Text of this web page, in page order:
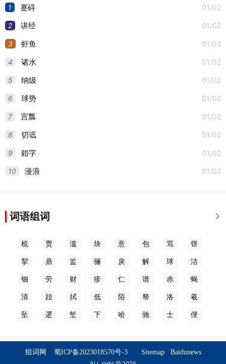
1 01/02
蹇碍
2 01/02
讲经
3 01/02
虾鱼
4 01/02
诸水
5 01/02
纳级
6 01/02
球势
7 01/02
宫瓢
8 01/02
切诋
9 01/02
錯字
10 01/02
漫浪

词语组词
梳 贾 滥 块 意 包 骂 饼
挈 鼎 监 骊 戾 解 球 洁
钿 劳 财 疹 仁 谱 赤 蝇
清 跂 拭 低 陌 帑 洛 羲
坠 逻 堑 下 哈 驰 士 俚
组词网 蜀ICP备2023018570号-3 Sitemap Baidunews